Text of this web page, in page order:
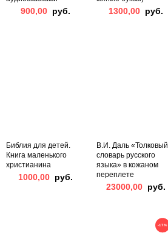
900,00 руб. 1300,00 руб.
Библия для детей.
Книга маленького
христианина
1000,00 руб.
В.И. Даль «Толковый
словарь русского
языка» в кожаном
переплете
23000,00 руб.
-17%